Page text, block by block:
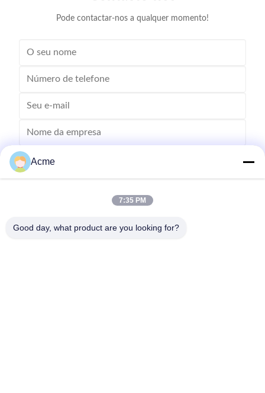
Pode contactar-nos a qualquer momento!
Envie
Acme
7:35 PM
Good day, what product are you looking for?